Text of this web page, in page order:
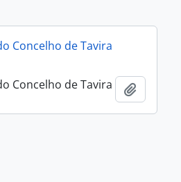
Concelho de Tavira
Concelho de Tavira